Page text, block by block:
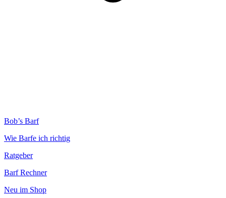
Bob’s Barf
Wie Barfe ich richtig
Ratgeber
Barf Rechner
Neu im Shop